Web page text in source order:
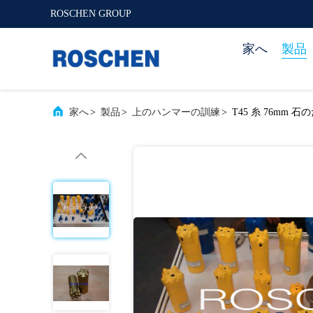
ROSCHEN GROUP
家へ 製品
家へ> 製品 > 上のハンマーの訓練 > T45 糸 76mm 石